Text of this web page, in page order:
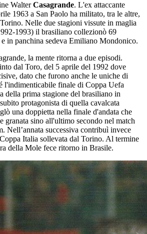
WalterCasagrande. L'ex attaccante
1963 a San Paolo ha militato, tra le altre,
Nelle due stagioni vissute in maglia
1993) il brasiliano collezionò 69
in panchina sedeva Emiliano Mondonico.
la mente ritorna a due episodi.
dal Toro, del 5 aprile del 1992 dove
dato che furono anche le uniche di
l'indimenticabile finale di Coppa Uefa
della prima stagione del brasiliano in
protagonista di quella cavalcata
una doppietta nella finale d'andata che
granata sino all'ultimo secondo nel match
Nell’annata successiva contribuì invece
Italia sollevata dal Torino. Al termine
della Mole fece ritorno in Brasile.